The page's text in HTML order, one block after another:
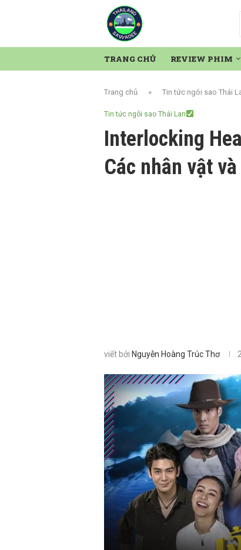
TRANG CHỦ REVIEW PHIM
Trang chủ » Tin tức ngôi sao Thái
Tin tức ngôi sao Thái Lan
Interlocking
Các nhân vật
viết bởi Nguyễn Hoàng Trúc Thơ